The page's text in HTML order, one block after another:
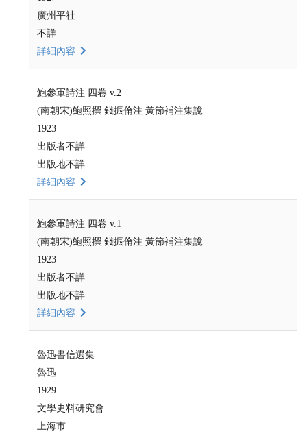
廣州平社
不詳
詳細內容
鮑參軍詩注 四卷 v.2
(南朝宋)鮑照撰 錢振倫注 黃節補注集說
1923
出版者不詳
出版地不詳
詳細內容
鮑參軍詩注 四卷 v.1
(南朝宋)鮑照撰 錢振倫注 黃節補注集說
1923
出版者不詳
出版地不詳
詳細內容
魯迅書信選集
魯迅
1929
文學史料研究會
上海市